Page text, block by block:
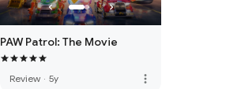
PAW Patrol: The Movie
Review · 5y more_vert